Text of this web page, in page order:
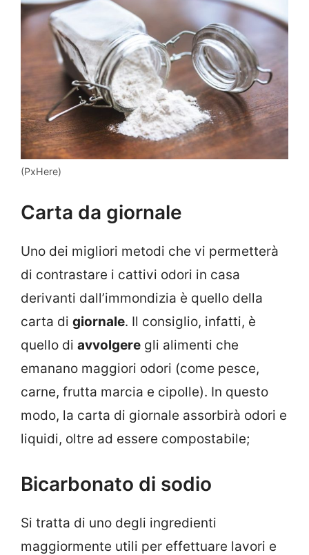
(PxHere)
Carta da giornale
Uno dei migliori metodi che vi permetterà
di contrastare i cattivi odori in casa
derivanti dall’immondizia è quello della
carta di giornale. Il consiglio, infatti, è
quello di avvolgere gli alimenti che
emanano maggiori odori (come pesce,
carne, frutta marcia e cipolle). In questo
modo, la carta di giornale assorbirà odori e
liquidi, oltre ad essere compostabile;
Bicarbonato di sodio
Si tratta di uno degli ingredienti
maggiormente utili per effettuare lavori e